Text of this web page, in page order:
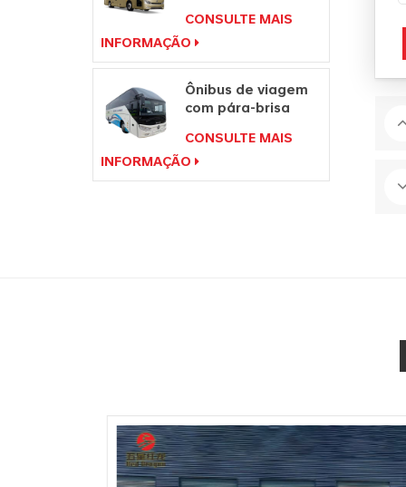
Ônibus de Viagem
CONSULTE MAIS
INFORMAÇÃO
Ônibus de viagem
com pára-brisa
ônibus de 49
lugares para venda
CONSULTE MAIS
INFORMAÇÃO